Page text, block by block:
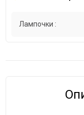
Лампочки :